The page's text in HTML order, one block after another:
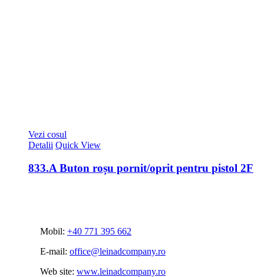
Vezi cosul
Detalii Quick View
833.A Buton roșu pornit/oprit pentru pistol 2F
Mobil: +40 771 395 662
E-mail: office@leinadcompany.ro
Web site: www.leinadcompany.ro